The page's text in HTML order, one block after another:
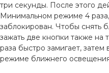
три секунды. После этого
Минимальном режиме 4
заблокирован. Чтобы снять
зажать две кнопки также на
раза быстро замигает,
режиме ближнего